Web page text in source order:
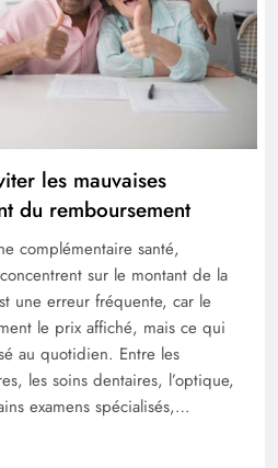
les mauvaises
du remboursement
complémentaire santé,
sur le montant de la
une erreur fréquente, car le
le prix affiché, mais ce qui
au quotidien. Entre les
les soins dentaires, l’optique,
examens spécialisés,…